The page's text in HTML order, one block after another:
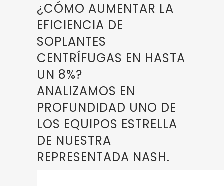
¿CÓMO AUMENTAR LA
EFICIENCIA DE
SOPLANTES
CENTRÍFUGAS EN HASTA
UN 8%?
ANALIZAMOS EN
PROFUNDIDAD UNO DE
LOS EQUIPOS ESTRELLA
DE NUESTRA
REPRESENTADA NASH.